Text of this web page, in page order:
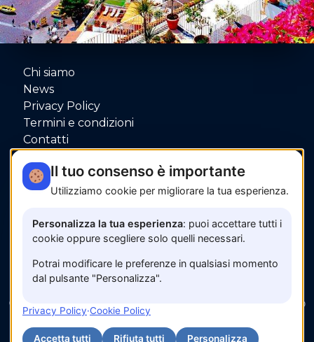
Chi siamo
News
Privacy Policy
Termini e condizioni
Contatti
Pagamenti sicuri con
© 2026 www.amalfisunset.it —
— Facciamo
cose…
Il tuo consenso è importante
Utilizziamo cookie per migliorare la tua esperienza.
Personalizza la tua esperienza: puoi accettare tutti i
cookie oppure scegliere solo quelli necessari.
Potrai modificare le preferenze in qualsiasi momento
dal pulsante "Personalizza".
Privacy Policy·Cookie Policy
Accetta tutti Rifiuta tutti Personalizza